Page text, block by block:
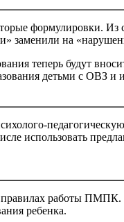
формулировки.
заменили на
теперь будут
детьми с ОВЗ и
использовать
работы ПМПК.
ребенка.